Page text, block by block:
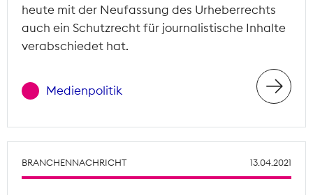
heute mit der Neufassung des Urheberrechts
auch ein Schutzrecht für journalistische Inhalte
verabschiedet hat.
Medienpolitik
BRANCHENNACHRICHT 13.04.2021